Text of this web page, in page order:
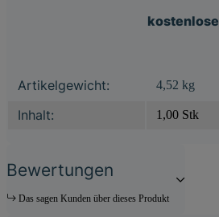
Produkteigenschaft
Wert
Artikelgewicht: 4,52 kg
Inhalt: 1,00 Stk
Bewertungen
Das sagen Kunden über dieses Produkt